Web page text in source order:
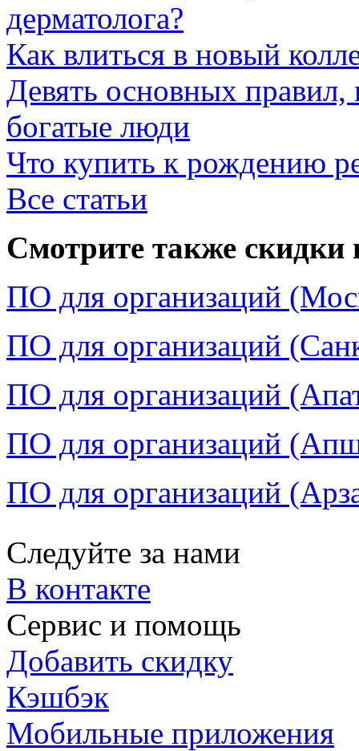
дерматолога?
Как влиться в новый
Девять основных
богатые люди
Что купить к рождению
Все статьи
Смотрите также скидки
ПО для организаций
ПО для организаций
ПО для организаций
ПО для организаций
ПО для организаций
Следуйте за нами
В контакте
Сервис и помощь
Добавить скидку
Кэшбэк
Мобильные приложения